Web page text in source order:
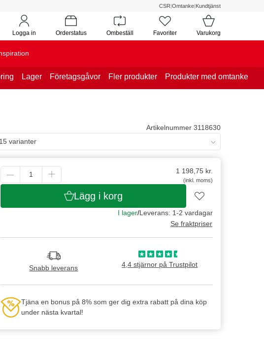
CSR|Omtanke|Kundtjänst
Logga in Orderstatus Ombeställ Favoriter Varukorg
Lager Företagsgåvor Fler produkter Produkter med omtanke
Artikelnummer 3118630
15 varianter
1 198,75kr.
(inkl. moms)
Lägg i korg
I lager/Leverans: 1-2 vardagar
Se fraktpriser
Snabb leverans 4,4 stjärnor på Trustpilot
Tjäna en bonus på 8% som ger dig extra rabatt på dina köp
under nästa kvartal!